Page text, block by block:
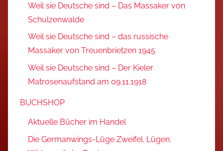
Weil sie Deutsche sind – Das Massaker von
Schulzenwalde
Weil sie Deutsche sind – das russische
Massaker von Treuenbrietzen 1945
Weil sie Deutsche sind – Der Kieler
Matrosenaufstand am 09.11.1918
BUCHSHOP
Aktuelle Bücher im Handel
Die Germanwings-Lüge Zweifel. Lügen.